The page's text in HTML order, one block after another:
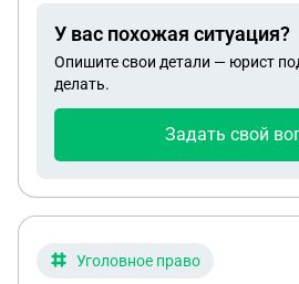
рубль за бенто-торт в итоге
заказ спустя пару часов
одностороннем порядке и
ли я требовать вместо денег -
У вас похожая ситуация?
Опишите свои детали — юрист
делать.
Задать свой
Уголовное право